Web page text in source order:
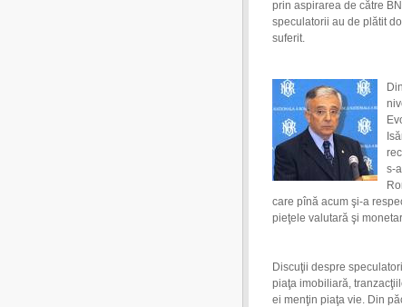
prin aspirarea de către
speculatorii au de plătit
suferit.
s-
care pînă acum şi-a
pieţele valutară şi
Discuţii despre
piaţa imobiliară,
ei menţin piaţa vie. Din